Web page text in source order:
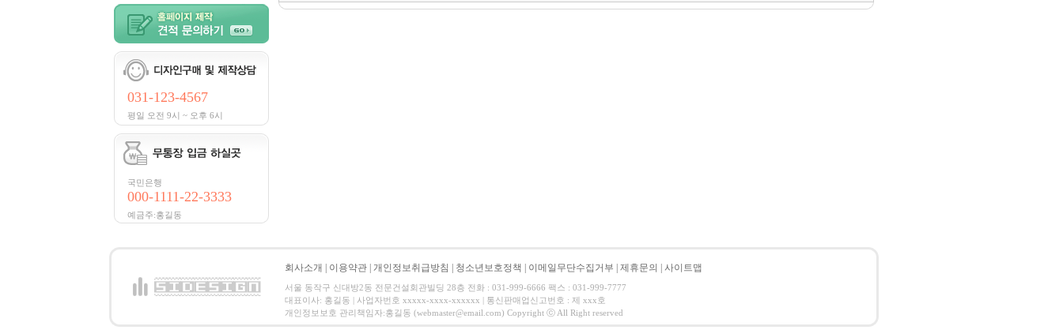
031-123-4567
평일 오전 9시 ~ 오후 6시
국민은행
000-1111-22-3333
예금주:홍길동
회사소개 이용약관 개인정보취급방침 청소년보호정책 이메일무단수집거부 제휴문의 사이트맵
서울 동작구 신대방2동 전문건설회관빌딩 28층 전화 : 031-999-6666 팩스 : 031-999-7777
대표이사: 홍길동 | 사업자번호 xxxxx-xxxx-xxxxxx | 통신판매업신고번호 : 제 xxx호
개인정보보호 관리책임자:홍길동 (webmaster@email.com) Copyright ⓒ All Right reserved